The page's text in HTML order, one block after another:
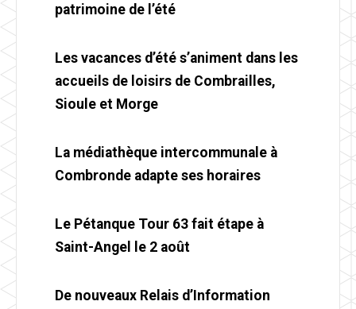
patrimoine de l’été
Les vacances d’été s’animent dans les
accueils de loisirs de Combrailles,
Sioule et Morge
La médiathèque intercommunale à
Combronde adapte ses horaires
Le Pétanque Tour 63 fait étape à
Saint-Angel le 2 août
De nouveaux Relais d’Information